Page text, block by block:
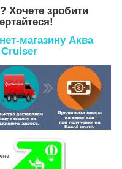
Хочете зробити
магазину Аква
Cruiser